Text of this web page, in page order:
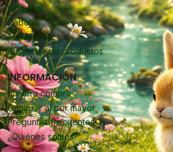
Corporal
Cabello
Accesorios
Buscador de productos
INFORMACIÓN
Primera compra
Comprar al por mayor
Preguntas frecuentes
¿Quiénes somos?